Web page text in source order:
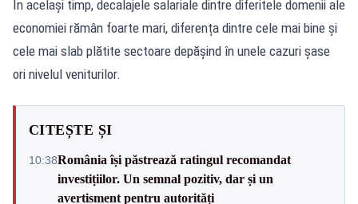
În același timp, decalajele salariale dintre diferitele domenii ale
economiei rămân foarte mari, diferența dintre cele mai bine și
cele mai slab plătite sectoare depășind în unele cazuri șase
ori nivelul veniturilor.
CITEȘTE ȘI
10:38România își păstrează ratingul recomandat
investițiilor. Un semnal pozitiv, dar și un
avertisment pentru autorități